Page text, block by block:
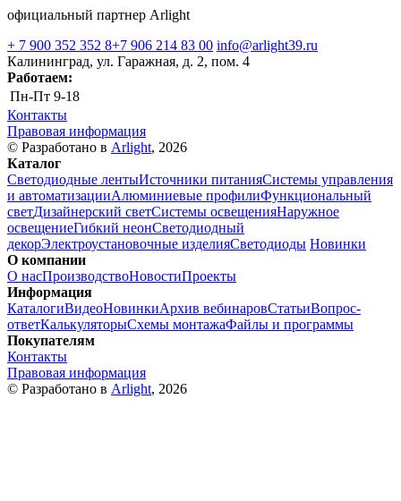
официальный партнер Arlight
+ 7 900 352 352 8+7 906 214 83 00 info@arlight39.ru
Калининград, ул. Гаражная, д. 2, пом. 4
Работаем:
Пн-Пт 9-18
Контакты
Правовая информация
© Разработано в Arlight, 2026
Каталог
Светодиодные лентыИсточники питанияСистемы управления
и автоматизацииАлюминиевые профилиФункциональный
светДизайнерский светСистемы освещенияНаружное
освещениеГибкий неонСветодиодный
декорЭлектроустановочные изделияСветодиоды Новинки
О компании
О насПроизводствоНовостиПроекты
Информация
КаталогиВидеоНовинкиАрхив вебинаровСтатьиВопрос-
ответКалькуляторыСхемы монтажаФайлы и программы
Покупателям
Контакты
Правовая информация
© Разработано в Arlight, 2026